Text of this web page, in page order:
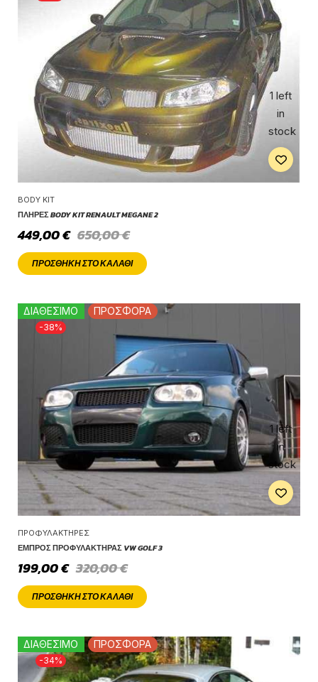
1 left
in
stock
BODY KIT
ΠΛΉΡΕΣ BODY KIT RENAULT MEGANE 2
650,00€
449,00€
ΠΡΟΣΘΉΚΗ ΣΤΟ ΚΑΛΆΘΙ
-38%
ΔΙΑΘΕΣΙΜΟ ΠΡΟΣΦΟΡΑ
1 left
in
stock
ΠΡΟΦΥΛΑΚΤΉΡΕΣ
ΕΜΠΡΌΣ ΠΡΟΦΥΛΑΚΤΉΡΑΣ VW GOLF 3
320,00€
199,00€
ΠΡΟΣΘΉΚΗ ΣΤΟ ΚΑΛΆΘΙ
-34%
ΔΙΑΘΕΣΙΜΟ ΠΡΟΣΦΟΡΑ